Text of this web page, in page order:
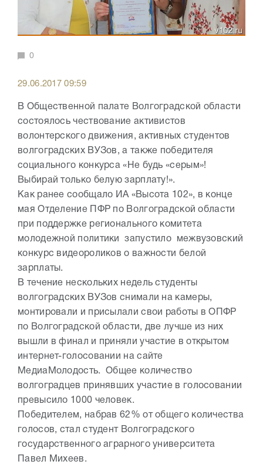
0
29.06.2017 09:59
В Общественной палате Волгоградской области
состоялось чествование активистов
волонтерского движения, активных студентов
волгоградских ВУЗов, а также победителя
социального конкурса «Не будь «серым»!
Выбирай только белую зарплату!».
Как ранее сообщало ИА «Высота 102», в конце
мая Отделение ПФР по Волгоградской области
при поддержке регионального комитета
молодежной политики запустило межвузовский
конкурс видеороликов о важности белой
зарплаты.
В течение нескольких недель студенты
волгоградских ВУЗов снимали на камеры,
монтировали и присылали свои работы в ОПФР
по Волгоградской области, две лучше из них
вышли в финал и приняли участие в открытом
интернет-голосовании на сайте
МедиаМолодость. Общее количество
волгоградцев принявших участие в голосовании
превысило 1000 человек.
Победителем, набрав 62% от общего количества
голосов, стал студент Волгоградского
государственного аграрного университета
Павел Михеев.